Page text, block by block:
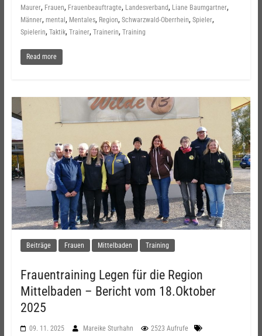
Maurer, Frauen, Frauenbeauftragte, Landesverband, Liane Baumgartner,
Männer, mental, Mentales, Region, Schwarzwald-Oberrhein, Spieler,
Spielerin, Taktik, Trainer, Trainerin, Training
Read more
Beiträge Frauen Mittelbaden Training
Frauentraining Legen für die Region
Mittelbaden – Bericht vom 18.Oktober
2025
09. 11. 2025 Mareike Sturhahn 2523 Aufrufe